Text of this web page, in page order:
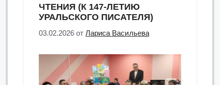
ЧТЕНИЯ (К 147-ЛЕТИЮ
УРАЛЬСКОГО ПИСАТЕЛЯ)
03.02.2026 отЛариса Васильева